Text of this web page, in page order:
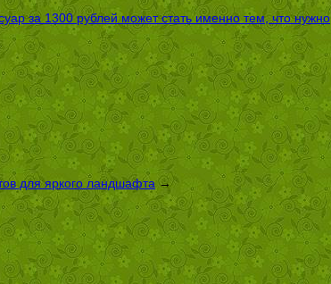
за 1300 рублей может стать именно тем, что нужно
для яркого ландшафта→